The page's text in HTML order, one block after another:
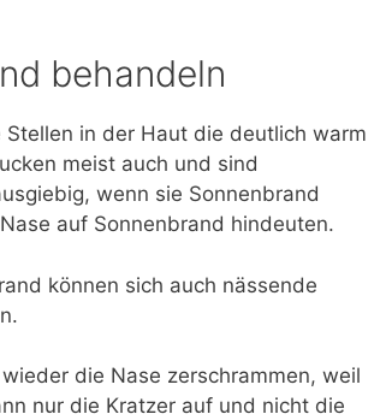
behandeln
in der Haut die deutlich warm
meist auch und sind
wenn sie Sonnenbrand
auf Sonnenbrand hindeuten.
können sich auch nässende
die Nase zerschrammen, weil
nur die Kratzer auf und nicht die